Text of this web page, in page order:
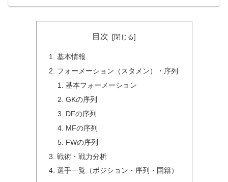
目次
基本情報
フォーメーション（スタメン）・序列
基本フォーメーション
GKの序列
DFの序列
MFの序列
FWの序列
戦術・戦力分析
選手一覧（ポジション・序列・国籍）